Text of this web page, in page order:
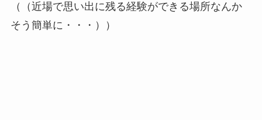
（（近場で思い出に残る経験ができる場所なんか
そう簡単に・・・））